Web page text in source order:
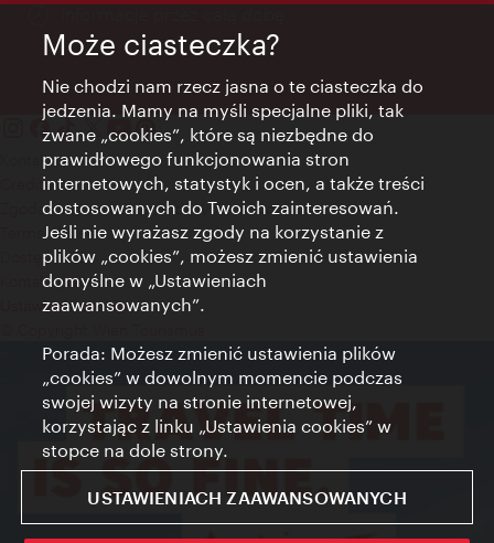
Kontakt
Credits
Zgoda na przetwarzanie danych osobowych
Terms of Use
Dostępność
Kontakt prasowy
Ustawienia cookies
Może ciasteczka?
Nie chodzi nam rzecz jasna o te ciasteczka do
jedzenia. Mamy na myśli specjalne pliki, tak
zwane „cookies”, które są niezbędne do
prawidłowego funkcjonowania stron
internetowych, statystyk i ocen, a także treści
dostosowanych do Twoich zainteresowań.
Jeśli nie wyrażasz zgody na korzystanie z
plików „cookies”, możesz zmienić ustawienia
domyślne w „Ustawieniach
zaawansowanych”.
Porada: Możesz zmienić ustawienia plików
„cookies” w dowolnym momencie podczas
swojej wizyty na stronie internetowej,
korzystając z linku „Ustawienia cookies” w
stopce na dole strony.
USTAWIENIACH ZAAWANSOWANYCH